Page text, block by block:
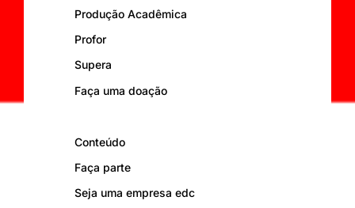
Produção Acadêmica
Profor
Supera
Faça uma doação
Conteúdo
Faça parte
Seja uma empresa edc